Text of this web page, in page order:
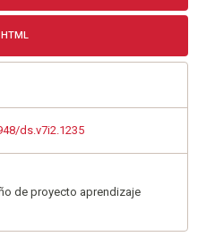
HTML
ds.v7i2.1235
de proyecto aprendizaje